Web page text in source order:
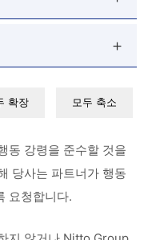
확장 모두 축소
동 강령을 준수할 것을
당사는 파트너가 행동
요청합니다.